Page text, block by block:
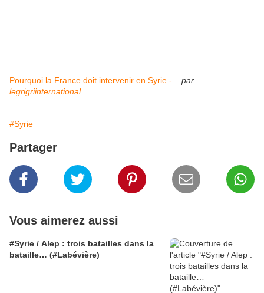
Pourquoi la France doit intervenir en Syrie -...
par
legrigriinternational
#Syrie
Partager
Vous aimerez aussi
#Syrie / Alep : trois batailles dans la
bataille… (#Labévière)